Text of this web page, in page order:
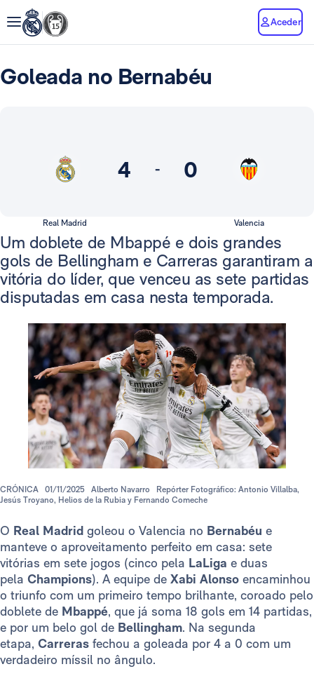
Aceder
Goleada no Bernabéu
4 - 0
Real Madrid Valencia
Um doblete de Mbappé e dois grandes
gols de Bellingham e Carreras garantiram a
vitória do líder, que venceu as sete partidas
disputadas em casa nesta temporada.
CRÓNICA 01/11/2025 Alberto Navarro
Repórter Fotográfico: Antonio Villalba,
Jesús Troyano, Helios de la Rubia y Fernando Comeche
O Real Madrid goleou o Valencia no Bernabéu e
manteve o aproveitamento perfeito em casa: sete
vitórias em sete jogos (cinco pela LaLiga e duas
pela Champions). A equipe de Xabi Alonso encaminhou
o triunfo com um primeiro tempo brilhante, coroado pelo
doblete de Mbappé, que já soma 18 gols em 14 partidas,
e por um belo gol de Bellingham. Na segunda
etapa, Carreras fechou a goleada por 4 a 0 com um
verdadeiro míssil no ângulo.